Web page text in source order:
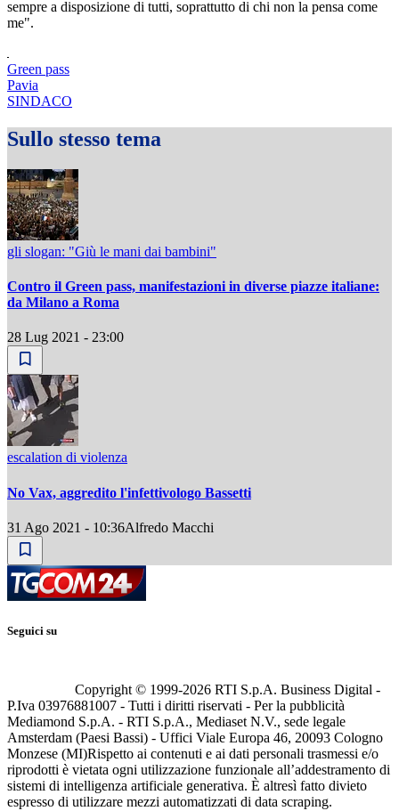
sempre a disposizione di tutti, soprattutto di chi non la pensa come
me".
Green pass
Pavia
SINDACO
Sullo stesso tema
gli slogan: "Giù le mani dai bambini"
Contro il Green pass, manifestazioni in diverse piazze italiane:
da Milano a Roma
28 Lug 2021 - 23:00
escalation di violenza
No Vax, aggredito l'infettivologo Bassetti
31 Ago 2021 - 10:36Alfredo Macchi
Seguici su
Copyright © 1999-2026 RTI S.p.A. Business Digital -
P.Iva 03976881007 - Tutti i diritti riservati - Per la pubblicità
Mediamond S.p.A. - RTI S.p.A., Mediaset N.V., sede legale
Amsterdam (Paesi Bassi) - Uffici Viale Europa 46, 20093 Cologno
Monzese (MI)Rispetto ai contenuti e ai dati personali trasmessi e/o
riprodotti è vietata ogni utilizzazione funzionale all’addestramento di
sistemi di intelligenza artificiale generativa. È altresì fatto divieto
espresso di utilizzare mezzi automatizzati di data scraping.